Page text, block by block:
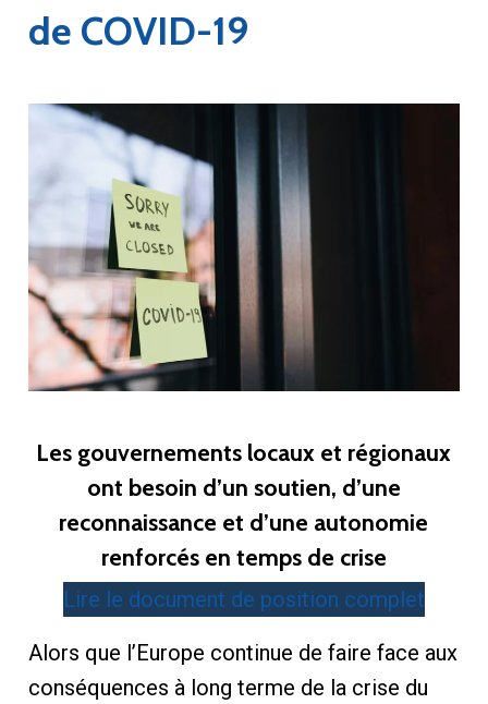
de COVID-19
Les gouvernements locaux et régionaux
ont besoin d’un soutien, d’une
reconnaissance et d’une autonomie
renforcés en temps de crise
Lire le document de position complet
Alors que l’Europe continue de faire face aux
conséquences à long terme de la crise du